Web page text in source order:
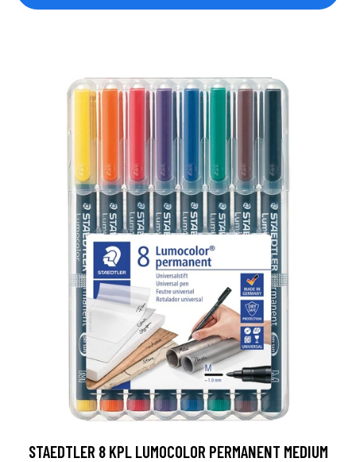
STAEDTLER 8 KPL LUMOCOLOR PERMANENT MEDIUM